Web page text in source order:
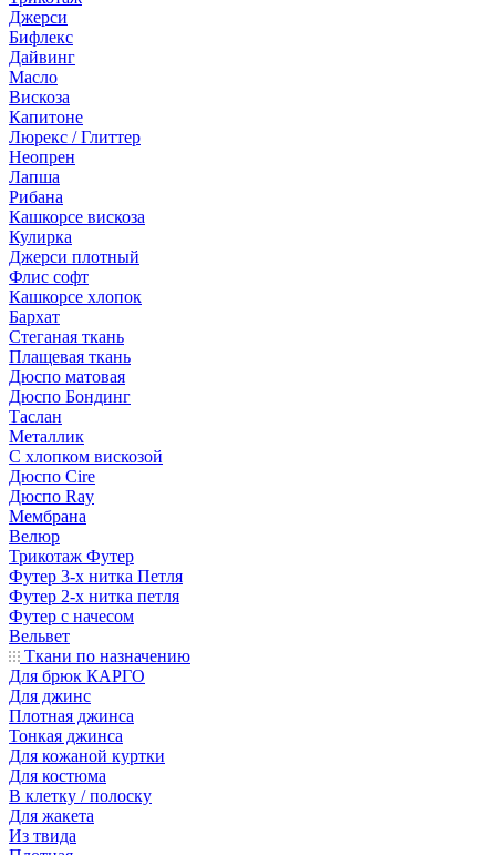
Джерси
Бифлекс
Дайвинг
Масло
Вискоза
Капитоне
Люрекс / Глиттер
Неопрен
Лапша
Рибана
Кашкорсе вискоза
Кулирка
Джерси плотный
Флис софт
Кашкорсе хлопок
Бархат
Стеганая ткань
Плащевая ткань
Дюспо матовая
Дюспо Бондинг
Таслан
Металлик
С хлопком вискозой
Дюспо Cire
Дюспо Ray
Мембрана
Велюр
Трикотаж Футер
Футер 3-х нитка Петля
Футер 2-х нитка петля
Футер с начесом
Вельвет
Ткани по назначению
Для брюк КАРГО
Для джинс
Плотная джинса
Тонкая джинса
Для кожаной куртки
Для костюма
В клетку / полоску
Для жакета
Из твида